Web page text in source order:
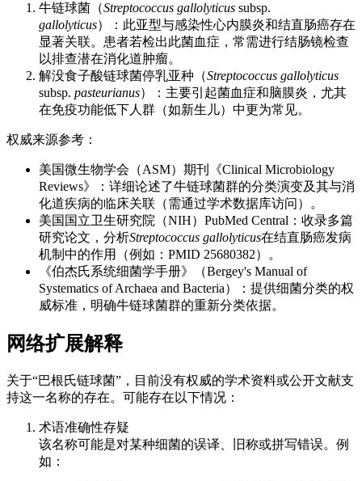
牛链球菌（Streptococcus gallolyticus subsp.
gallolyticus）：此亚型与感染性心内膜炎和结直肠癌存在
显著关联。患者若检出此菌血症，常需进行结肠镜检查
以排查潜在消化道肿瘤。
解没食子酸链球菌停乳亚种（Streptococcus gallolyticus
subsp. pasteurianus）：主要引起菌血症和脑膜炎，尤其
在免疫功能低下人群（如新生儿）中更为常见。
权威来源参考：
美国微生物学会（ASM）期刊《Clinical Microbiology
Reviews》：详细论述了牛链球菌群的分类演变及其与消
化道疾病的临床关联（需通过学术数据库访问）。
美国国立卫生研究院（NIH）PubMed Central：收录多篇
研究论文，分析Streptococcus gallolyticus在结直肠癌发病
机制中的作用（例如：PMID 25680382）。
《伯杰氏系统细菌学手册》（Bergey's Manual of
Systematics of Archaea and Bacteria）：提供细菌分类的权
威标准，明确牛链球菌群的重新分类依据。
网络扩展解释
关于“巴根氏链球菌”，目前没有权威的学术资料或公开文献支
持这一名称的存在。可能存在以下情况：
术语准确性存疑
该名称可能是对某种细菌的误译、旧称或拼写错误。例
如：